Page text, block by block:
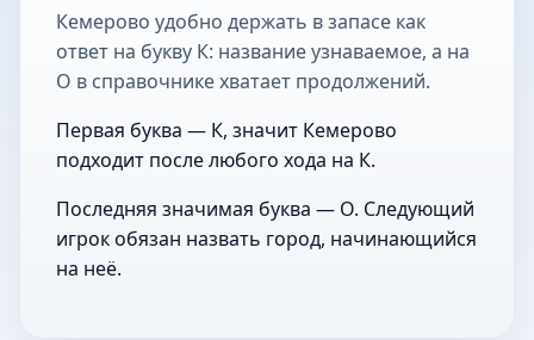
Кемерово удобно держать в запасе как
ответ на букву К: название узнаваемое, а на
О в справочнике хватает продолжений.
Первая буква — К, значит Кемерово
подходит после любого хода на К.
Последняя значимая буква — О. Следующий
игрок обязан назвать город, начинающийся
на неё.